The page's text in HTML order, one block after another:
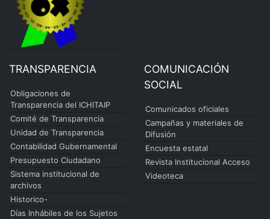
TRANSPARENCIA
Obligaciones de
Transparencia del ICHITAIP
Comité de Transparencia
Unidad de Transparencia
Contabilidad Gubernamental
Presupuesto Ciudadano
Sistema institucional de
archivos
Historico-
Días Inhábiles de los Sujetos
COMUNICACIÓN
SOCIAL
Comunicados oficiales
Campañas y materiales de
Difusión
Encuesta estatal
Revista Institucional Acceso
Videoteca